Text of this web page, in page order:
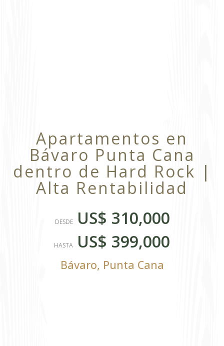
Apartamentos en
Bávaro Punta Cana
dentro de Hard Rock |
Alta Rentabilidad
DESDE US$ 310,000
HASTA US$ 399,000
Bávaro, Punta Cana